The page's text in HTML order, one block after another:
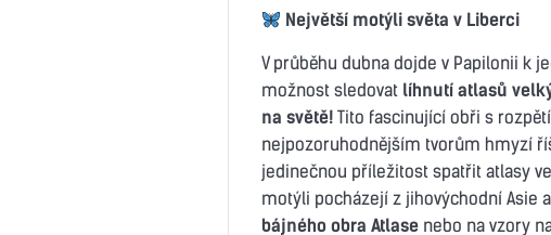
Největší motýli světa v Liberci
V průběhu dubna dojde v Papilonii k
možnost sledovat líhnutí atlasů
na světě!Tito fascinující obři s
nejpozoruhodnějším tvorům hmyzí
jedinečnou příležitost spatřit atlasy
motýli pocházejí z jihovýchodní Asie
bájného obra Atlasenebo na vzory